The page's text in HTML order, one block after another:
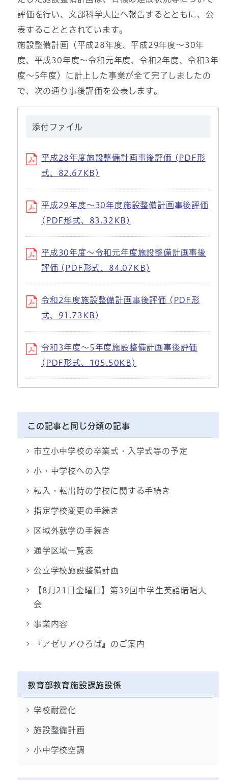
評価を行い、文部科学大臣へ報告するとともに、公
表することとされています。
施設整備計画（平成28年度、平成29年度～30年
度、平成30年度～令和元年度、令和2年度、令和3年
度～5年度）に計上した事業が全て完了しましたの
で、次の通り事後評価を公表します。
添付ファイル
平成28年度施設整備計画事後評価 (PDF形
式、82.67KB)
平成29年度〜30年度施設整備計画事後評価
(PDF形式、83.32KB)
平成30年度〜令和元年度施設整備計画事後
評価 (PDF形式、84.07KB)
令和2年度施設整備計画事後評価 (PDF形
式、91.73KB)
令和3年度〜5年度施設整備計画事後評価
(PDF形式、105.50KB)
この記事と同じ分類の記事
市立小中学校の卒業式・入学式等の予定
小・中学校への入学
転入・転出時の学校に関する手続き
指定学校変更の手続き
区域外就学の手続き
通学区域一覧表
公立学校施設整備計画
【8月21日金曜日】第39回中学生英語暗唱大
会
事業内容
『アゼリアひろば』のご案内
教育部教育施設課施設係
学校耐震化
施設整備計画
小中学校空調